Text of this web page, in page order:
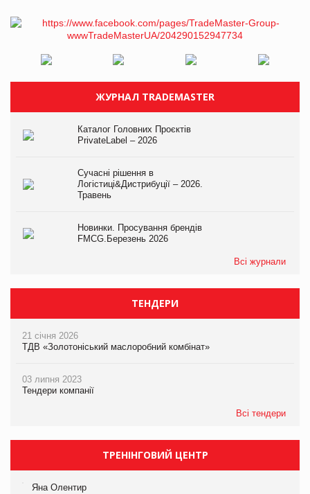
ЖУРНАЛ TRADEMASTER
Каталог Головних Проєктів
PrivateLabel – 2026
Сучасні рішення в
Логістиці&Дистрибуції – 2026.
Травень
Новинки. Просування брендів
FMCG.Березень 2026
Всі журнали
ТЕНДЕРИ
21 січня 2026
ТДВ «Золотоніський маслоробний комбінат»
03 липня 2023
Тендери компанії
Всі тендери
ТРЕНІНГОВИЙ ЦЕНТР
Яна Олентир